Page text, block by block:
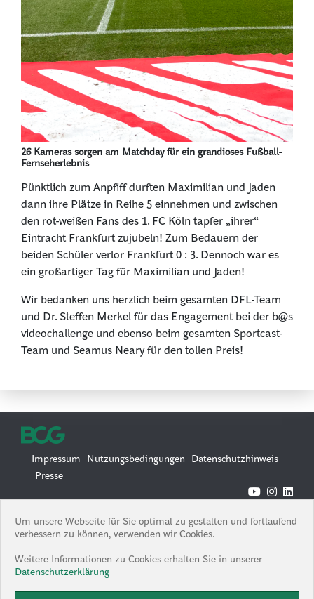
26 Kameras sorgen am Matchday für ein grandioses Fußball-
Fernseherlebnis
Pünktlich zum Anpfiff durften Maximilian und Jaden
dann ihre Plätze in Reihe 5 einnehmen und zwischen
den rot-weißen Fans des 1. FC Köln tapfer „ihrer“
Eintracht Frankfurt zujubeln! Zum Bedauern der
beiden Schüler verlor Frankfurt 0 : 3. Dennoch war es
ein großartiger Tag für Maximilian und Jaden!
Wir bedanken uns herzlich beim gesamten DFL-Team
und Dr. Steffen Merkel für das Engagement bei der b@s
videochallenge und ebenso beim gesamten Sportcast-
Team und Seamus Neary für den tollen Preis!
Impressum Nutzungsbedingungen
Datenschutzhinweis
Presse
Boston Consulting Group is an Equal Opportunity Employer. All
qualified applicants will receive consideration for employment
gender identity / expression, national origin, protected veteran
status, or any other characteristic protected under federal, state or
local law, where applicable, and those with criminal histories will be
Um unsere Webseite für Sie optimal zu gestalten und fortlaufend
verbessern zu können, verwenden wir Cookies.
Weitere Informationen zu Cookies erhalten Sie in unserer
Datenschutzerklärung